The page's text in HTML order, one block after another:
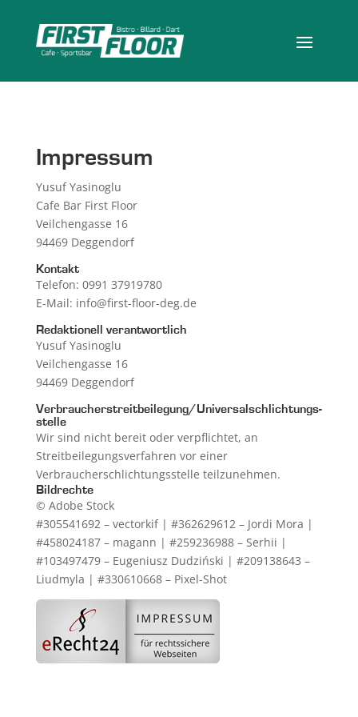
Impressum
Yusuf Yasinoglu
Cafe Bar First Floor
Veilchengasse 16
94469 Deggendorf
Kontakt
Telefon: 0991 37919780
E-Mail: info@first-floor-deg.de
Redaktionell verantwortlich
Yusuf Yasinoglu
Veilchengasse 16
94469 Deggendorf
Verbraucher­streit­beilegung/Universal­schlichtungs­
stelle
Wir sind nicht bereit oder verpflichtet, an
Streitbeilegungsverfahren vor einer
Verbraucherschlichtungsstelle teilzunehmen.
Bildrechte
© Adobe Stock
#305541692 – vectorkif | #362629612 – Jordi Mora |
#458024187 – magann | #259236988 – Serhii |
#103497479 – Eugeniusz Dudziński | #209138643 –
Liudmyla | #330610668 – Pixel-Shot